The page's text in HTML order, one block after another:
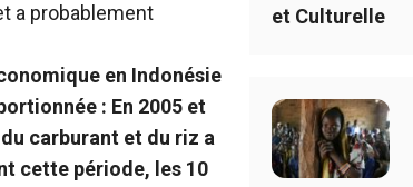
a probablement
en Indonésie
: En 2005 et
carburant et du riz a
cette période, les 10
et Culturelle